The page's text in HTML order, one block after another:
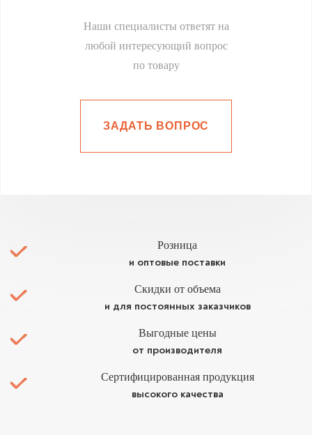
Наши специалисты ответят на
любой интересующий вопрос
по товару
ЗАДАТЬ ВОПРОС
Розница
и оптовые поставки
Скидки от объема
и для постоянных заказчиков
Выгодные цены
от производителя
Сертифицированная продукция
высокого качества